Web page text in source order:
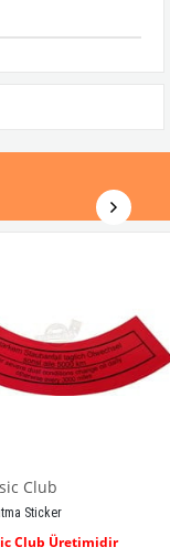
ile uyumludur.
Club
Sticker
Club Üretimidir